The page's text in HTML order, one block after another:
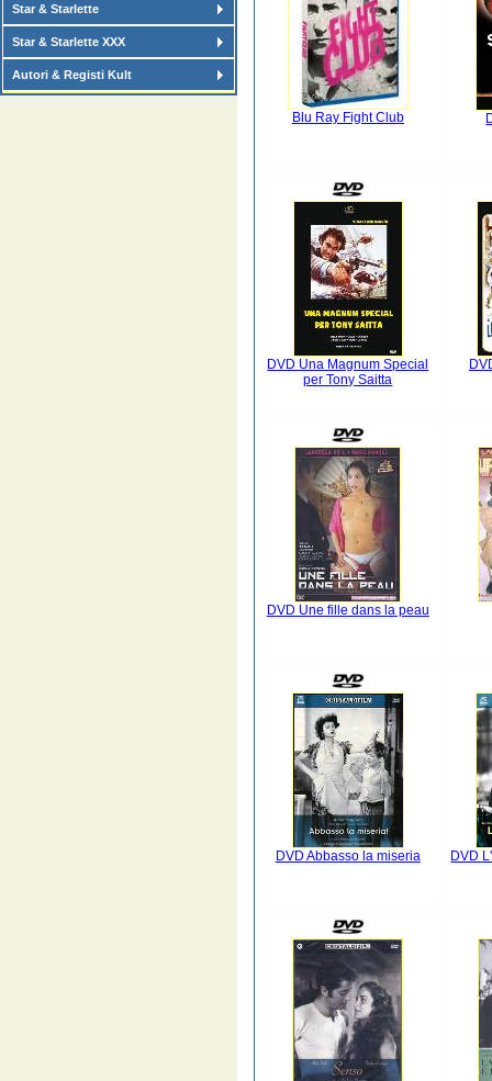
Star & Starlette
Star & Starlette XXX
Autori & Registi Kult
Blu Ray Fight Club
DVD Una Magnum Special
per Tony Saitta
DVD Une fille dans la peau
DVD Abbasso la miseria DVD